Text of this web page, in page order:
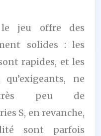
jeu offre des
solides : les
rapides, et les
ne
peu de
S, en revanche,
sont parfois